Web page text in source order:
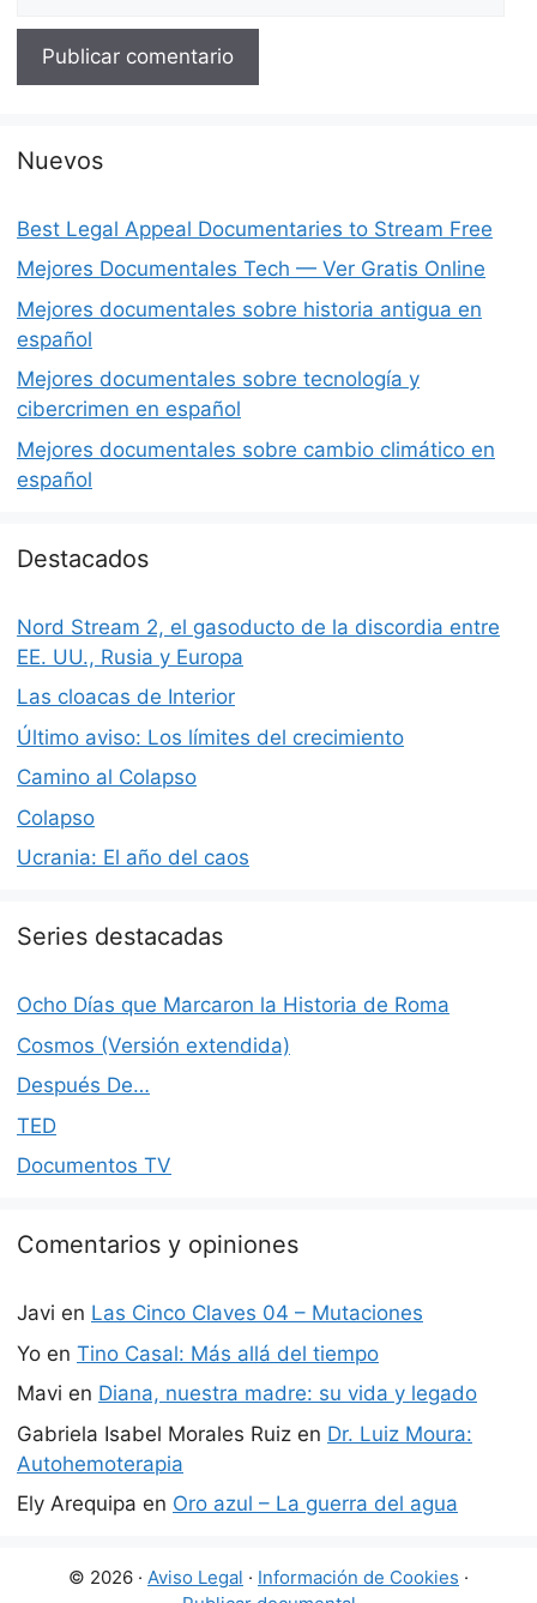
Nuevos
Best Legal Appeal Documentaries to Stream Free
Mejores Documentales Tech — Ver Gratis Online
Mejores documentales sobre historia antigua en
español
Mejores documentales sobre tecnología y
cibercrimen en español
Mejores documentales sobre cambio climático en
español
Destacados
Nord Stream 2, el gasoducto de la discordia entre
EE. UU., Rusia y Europa
Las cloacas de Interior
Último aviso: Los límites del crecimiento
Camino al Colapso
Colapso
Ucrania: El año del caos
Series destacadas
Ocho Días que Marcaron la Historia de Roma
Cosmos (Versión extendida)
Después De…
TED
Documentos TV
Comentarios y opiniones
Javi en Las Cinco Claves 04 – Mutaciones
Yo en Tino Casal: Más allá del tiempo
Mavi en Diana, nuestra madre: su vida y legado
Gabriela Isabel Morales Ruiz en Dr. Luiz Moura:
Autohemoterapia
Ely Arequipa en Oro azul – La guerra del agua
© 2026 · Aviso Legal · Información de Cookies ·